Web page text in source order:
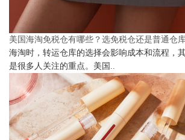
美国海淘免税仓有哪些？选免税仓还是普通仓
海淘时，转运仓库的选择会影响成本和流程，
是很多人关注的重点。美国..